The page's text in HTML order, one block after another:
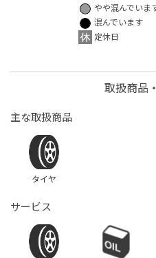
やや混んでいま
混んでいます
定休日
取扱商品
主な取扱商品
タイヤ
サービス